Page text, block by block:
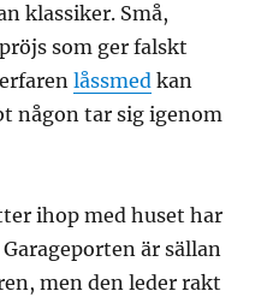
klassiker. Små,
som ger falskt
låssmed kan
någon tar sig igenom
ihop med huset har
är sällan
men den leder rakt